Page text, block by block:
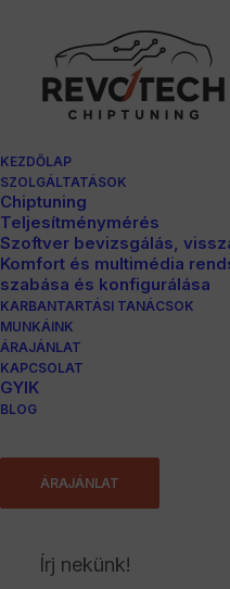
KEZDŐLAP
SZOLGÁLTATÁSOK
Chiptuning
Teljesítménymérés
Szoftver bevizsgálás,
Komfort és multimédia
szabása és konfigurálása
KARBANTARTÁSI TANÁCSOK
MUNKÁINK
ÁRAJÁNLAT
KAPCSOLAT
GYIK
BLOG
ÁRAJÁNLAT
Írj nekünk!
Skoda
Katalógus Le
143 Lóerő